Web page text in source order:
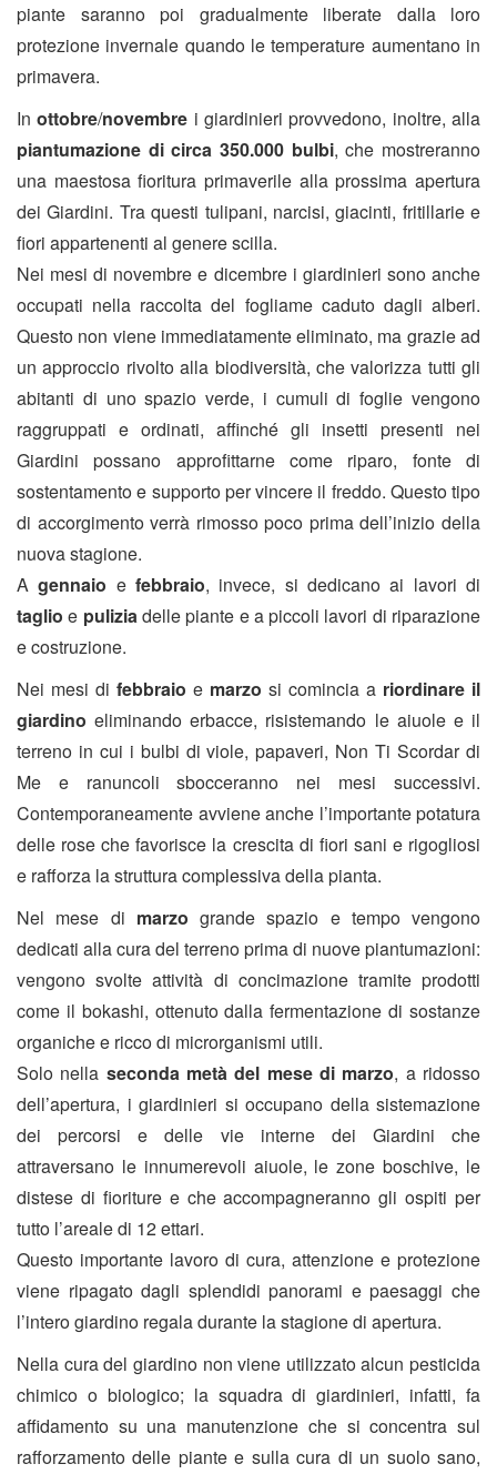
piante saranno poi gradualmente liberate dalla loro
protezione invernale quando le temperature aumentano in
primavera.
Inottobre/novembre i giardinieri provvedono, inoltre, alla
piantumazione di circa 350.000 bulbi, che mostreranno
una maestosa fioritura primaverile alla prossima apertura
dei Giardini. Tra questi tulipani, narcisi, giacinti, fritillarie e
fiori appartenenti al genere scilla.
Nei mesi di novembre e dicembre i giardinieri sono anche
occupati nella raccolta del fogliame caduto dagli alberi.
Questo non viene immediatamente eliminato, ma grazie ad
un approccio rivolto alla biodiversità, che valorizza tutti gli
abitanti di uno spazio verde, i cumuli di foglie vengono
raggruppati e ordinati, affinché gli insetti presenti nei
Giardini possano approfittarne come riparo, fonte di
sostentamento e supporto per vincere il freddo. Questo tipo
di accorgimento verrà rimosso poco prima dell’inizio della
nuova stagione.
Agennaio efebbraio, invece, si dedicano ai lavori di
taglio e puliziadelle piante e a piccoli lavori di riparazione
e costruzione.
Nei mesi di febbraio e marzo si comincia a riordinare il
giardino eliminando erbacce, risistemando le aiuole e il
terreno in cui i bulbi di viole, papaveri, Non Ti Scordar di
Me e ranuncoli sbocceranno nei mesi successivi.
Contemporaneamente avviene anche l’importante potatura
delle rose che favorisce la crescita di fiori sani e rigogliosi
e rafforza la struttura complessiva della pianta.
Nel mese di marzo grande spazio e tempo vengono
dedicati alla cura del terreno prima di nuove piantumazioni:
vengono svolte attività di concimazione tramite prodotti
come il bokashi, ottenuto dalla fermentazione di sostanze
organiche e ricco di microrganismi utili.
Solo nella seconda metà del mese di marzo, a ridosso
dell’apertura, i giardinieri si occupano della sistemazione
dei percorsi e delle vie interne dei Giardini che
attraversano le innumerevoli aiuole, le zone boschive, le
distese di fioriture e che accompagneranno gli ospiti per
tutto l’areale di 12 ettari.
Questo importante lavoro di cura, attenzione e protezione
viene ripagato dagli splendidi panorami e paesaggi che
l’intero giardino regala durante la stagione di apertura.
Nella cura del giardino non viene utilizzato alcun pesticida
chimico o biologico; la squadra di giardinieri, infatti, fa
affidamento su una manutenzione che si concentra sul
rafforzamento delle piante e sulla cura di un suolo sano,